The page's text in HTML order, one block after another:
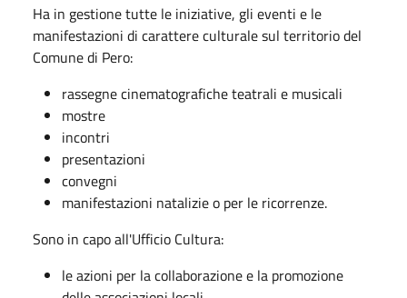
Ha in gestione tutte le iniziative, gli eventi e le
manifestazioni di carattere culturale sul territorio del
Comune di Pero:
rassegne cinematograficheteatrali e musicali
mostre
incontri
presentazioni
convegni
manifestazioni natalizie o per le ricorrenze.
Sono in capo all'Ufficio Cultura:
le azioni per la collaborazione e la promozione